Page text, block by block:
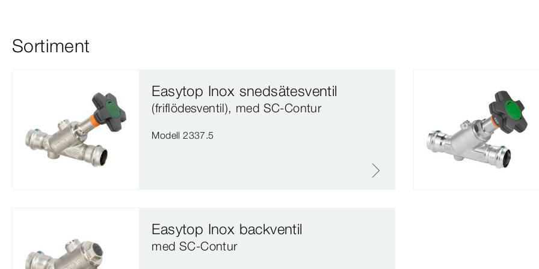
Sortiment
Easytop Inox snedsätesventil
(friflödesventil), med SC‑Contur
Modell 2337.5
Easytop Inox backventil
med SC‑Contur